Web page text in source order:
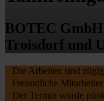
BOTEC
Troisdorf und